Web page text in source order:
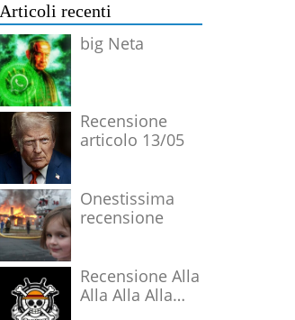
Articoli recenti
big Neta
Recensione
articolo 13/05
Onestissima
recensione
Recensione Alla
Alla Alla Alla